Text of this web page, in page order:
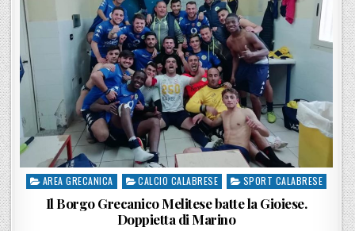
Posted in
AREA GRECANICA CALCIO CALABRESE SPORT CALABRESE
Il Borgo Grecanico Melitese batte la Gioiese.
Doppietta di Marino